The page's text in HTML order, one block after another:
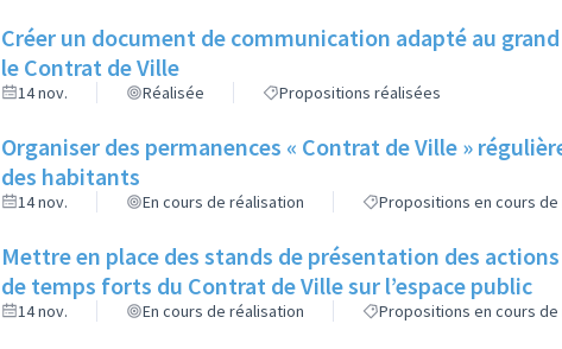
Créer un document de communication adapté au
le Contrat de Ville
14 nov. Réalisée Propositions réalisées
Organiser des permanences « Contrat de Ville »
des habitants
14 nov. En cours de réalisation Propositions en cours
Mettre en place des stands de présentation des
de temps forts du Contrat de Ville sur l’espace public
14 nov. En cours de réalisation Propositions en cours